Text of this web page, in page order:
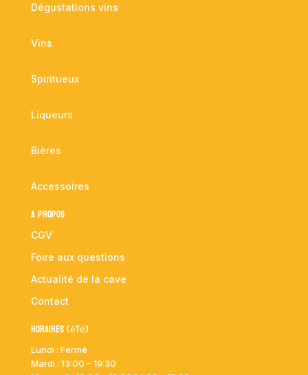
Dégustations vins
Vins
Spiritueux
Liqueurs
Bières
Accessoires
A propos
CGV
Foire aux questions
Actualité de la cave
Contact
Horaires (été)
Lundi : Fermé
Mardi : 13:00 – 19:30